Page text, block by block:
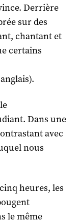
Derrière
sur des
chantant et
certains
Dans une
avec
nous
heures, les
le même